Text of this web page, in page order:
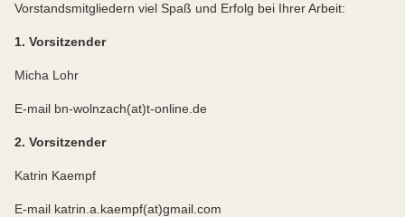
Vorstandsmitgliedern viel Spaß und Erfolg bei Ihrer Arbeit:
1. Vorsitzender
Micha Lohr
E-mail bn-wolnzach(at)t-online.de
2. Vorsitzender
Katrin Kaempf
E-mail katrin.a.kaempf(at)gmail.com